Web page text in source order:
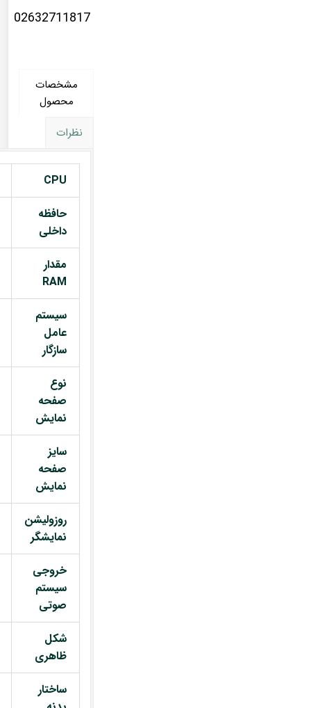
02632711817
مشخصات
محصول
نظرات
CPU
حافظه
داخلی
مقدار
RAM
سیستم
عامل
سازگار
نوع
صفحه
نمایش
سایز
صفحه
نمایش
روزولیشن
نمایشگر
خروجی
سیستم
صوتی
شکل
ظاهری
ساختار